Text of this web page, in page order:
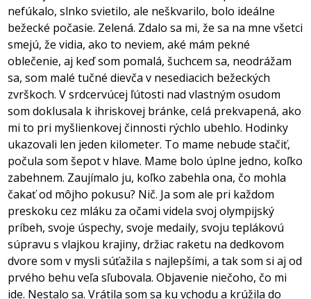
nefúkalo, slnko svietilo, ale neškvarilo, bolo ideálne
bežecké počasie. Zelená. Zdalo sa mi, že sa na mne všetci
smejú, že vidia, ako to neviem, aké mám pekné
oblečenie, aj keď som pomalá, šuchcem sa, neodrážam
sa, som malé tučné dievča v nesediacich bežeckých
zvrškoch. V srdcervúcej ľútosti nad vlastným osudom
som doklusala k ihriskovej bránke, celá prekvapená, ako
mi to pri myšlienkovej činnosti rýchlo ubehlo. Hodinky
ukazovali len jeden kilometer. To mame nebude stačiť,
počula som šepot v hlave. Mame bolo úplne jedno, koľko
zabehnem. Zaujímalo ju, koľko zabehla ona, čo mohla
čakať od môjho pokusu? Nič. Ja som ale pri každom
preskoku cez mláku za očami videla svoj olympijský
príbeh, svoje úspechy, svoje medaily, svoju teplákovú
súpravu s vlajkou krajiny, držiac raketu na dedkovom
dvore som v mysli súťažila s najlepšími, a tak som si aj od
prvého behu veľa sľubovala. Objavenie niečoho, čo mi
ide. Nestalo sa. Vrátila som sa ku vchodu a krúžila do